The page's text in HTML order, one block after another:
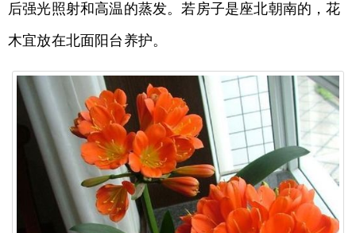
后强光照射和高温的蒸发。若房子是座北朝南的，花
木宜放在北面阳台养护。